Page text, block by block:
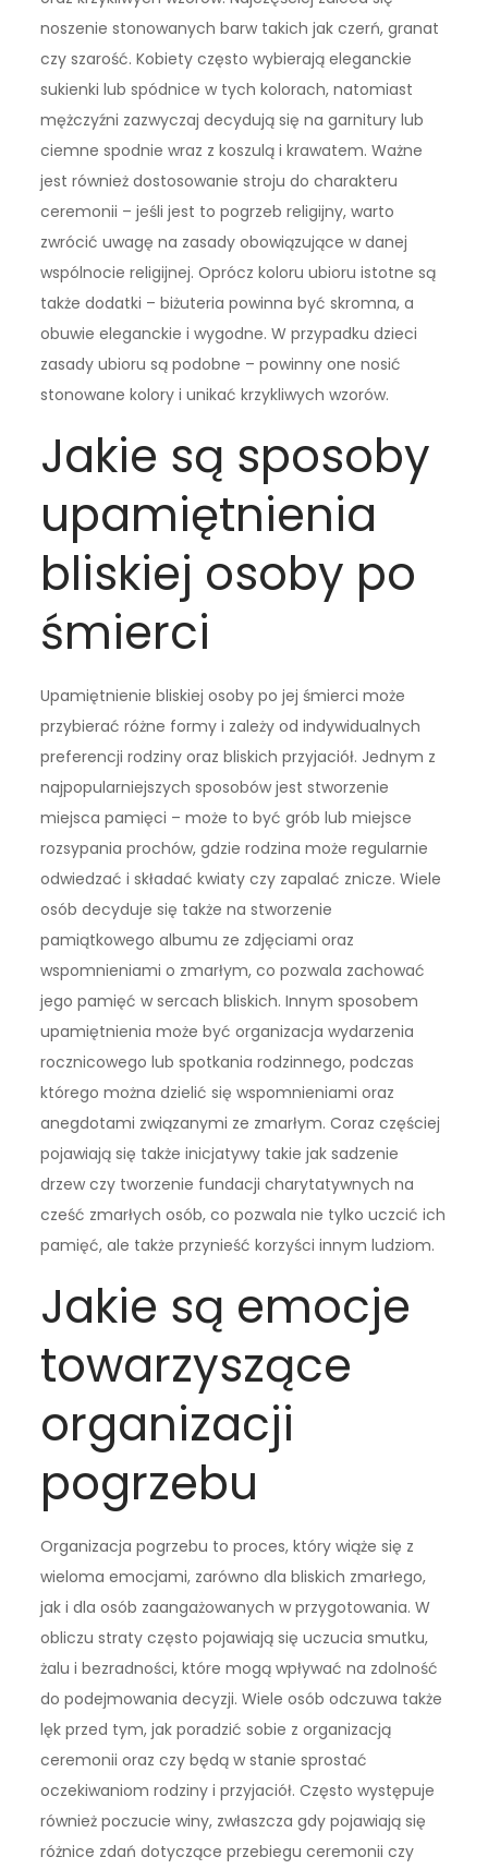
noszenie stonowanych barw takich jak czerń, granat
czy szarość. Kobiety często wybierają eleganckie
sukienki lub spódnice w tych kolorach, natomiast
mężczyźni zazwyczaj decydują się na garnitury lub
ciemne spodnie wraz z koszulą i krawatem. Ważne
jest również dostosowanie stroju do charakteru
ceremonii – jeśli jest to pogrzeb religijny, warto
zwrócić uwagę na zasady obowiązujące w danej
wspólnocie religijnej. Oprócz koloru ubioru istotne są
także dodatki – biżuteria powinna być skromna, a
obuwie eleganckie i wygodne. W przypadku dzieci
zasady ubioru są podobne – powinny one nosić
stonowane kolory i unikać krzykliwych wzorów.
Jakie są sposoby
upamiętnienia
bliskiej osoby po
śmierci
Upamiętnienie bliskiej osoby po jej śmierci może
przybierać różne formy i zależy od indywidualnych
preferencji rodziny oraz bliskich przyjaciół. Jednym z
najpopularniejszych sposobów jest stworzenie
miejsca pamięci – może to być grób lub miejsce
rozsypania prochów, gdzie rodzina może regularnie
odwiedzać i składać kwiaty czy zapalać znicze. Wiele
osób decyduje się także na stworzenie
pamiątkowego albumu ze zdjęciami oraz
wspomnieniami o zmarłym, co pozwala zachować
jego pamięć w sercach bliskich. Innym sposobem
upamiętnienia może być organizacja wydarzenia
rocznicowego lub spotkania rodzinnego, podczas
którego można dzielić się wspomnieniami oraz
anegdotami związanymi ze zmarłym. Coraz częściej
pojawiają się także inicjatywy takie jak sadzenie
drzew czy tworzenie fundacji charytatywnych na
cześć zmarłych osób, co pozwala nie tylko uczcić ich
pamięć, ale także przynieść korzyści innym ludziom.
Jakie są emocje
towarzyszące
organizacji
pogrzebu
Organizacja pogrzebu to proces, który wiąże się z
wieloma emocjami, zarówno dla bliskich zmarłego,
jak i dla osób zaangażowanych w przygotowania. W
obliczu straty często pojawiają się uczucia smutku,
żalu i bezradności, które mogą wpływać na zdolność
do podejmowania decyzji. Wiele osób odczuwa także
lęk przed tym, jak poradzić sobie z organizacją
ceremonii oraz czy będą w stanie sprostać
oczekiwaniom rodziny i przyjaciół. Często występuje
również poczucie winy, zwłaszcza gdy pojawiają się
różnice zdań dotyczące przebiegu ceremonii czy